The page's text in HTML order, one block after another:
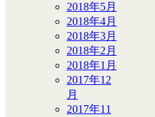
2018年5月
2018年4月
2018年3月
2018年2月
2018年1月
2017年12
月
2017年11